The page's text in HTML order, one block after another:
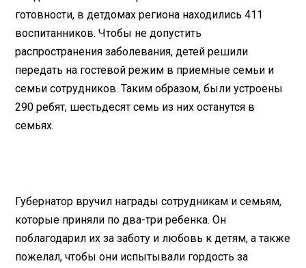
готовности, в детдомах региона находились 411
воспитанников. Чтобы не допустить
распространения заболевания, детей решили
передать на гостевой режим в приемные семьи и
семьи сотрудников. Таким образом, были устроены
290 ребят, шестьдесят семь из них останутся в
семьях.
Губернатор вручил награды сотрудникам и семьям,
которые приняли по два-три ребенка. Он
поблагодарил их за заботу и любовь к детям, а также
пожелал, чтобы они испытывали гордость за